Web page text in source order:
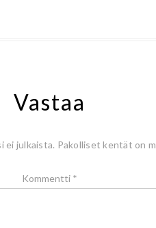
Vastaa
ei julkaista. Pakolliset kentät on
Kommentti *